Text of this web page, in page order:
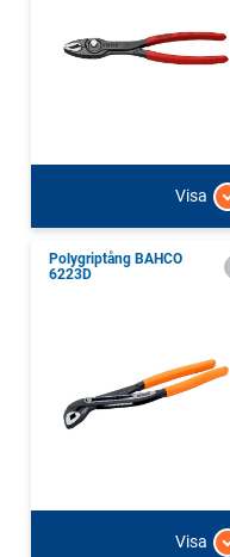
Visa
Polygriptång BAHCO
6223D
Visa